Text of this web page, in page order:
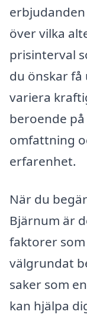
över vilka
prisinterval
du önskar
variera
beroende
omfattning
erfarenhet.
När du
Bjärnum är
faktorer
välgrundat
saker som
kan hjälpa